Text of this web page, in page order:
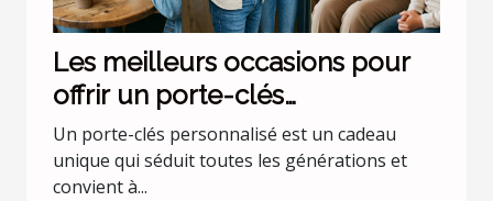
Les meilleurs occasions pour
offrir un porte-clés
personnalisé
Un porte-clés personnalisé est un cadeau
unique qui séduit toutes les générations et
convient à...